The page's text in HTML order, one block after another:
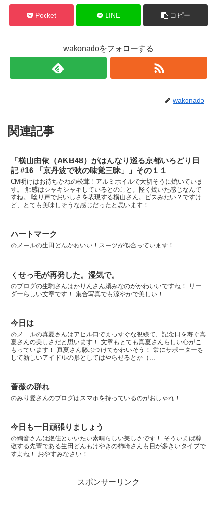
Pocket LINE コピー
wakonadoをフォローする
wakonado
関連記事
「横山由依（AKB48）がはんなり巡る京都いろどり日
記 #16 「京丹波で秋の味覚三昧」」その１１
CM明けはお待ちかねの松茸！アルミホイルで大切そうに焼いていま
す。 触感はシャキシャキしているとのこと。軽く焼いた感じなんで
すね。 唸り声でおいしさを表現する横山さん。ビスみたい？ですけ
ど、とても美味しそうな感じだったと思います！ 「...
ハートマーク
のメールの生田どんかわいい！スーツが似合っています！
くせっ毛が再発した。湿気で。
のブログの生駒さんはかりんさん頼みなのがかわいいですね！ リー
ダーらしい文章です！ 集合写真でも涼やかで美しい！
今日は
のメールの真夏さんはアヒル口でまっすぐな視線で、記念日を寿ぐ真
夏さんの美しさだと思います！ 文章もとても真夏さんらしい心がこ
もっています！ 真夏さん膝ぶつけてかわいそう！ 常にサポーターを
して新しいアイドルの形としてはやらせるとか（...
薔薇の群れ
のみり愛さんのブログはスマホを持っているのがおしゃれ！
今日も一日頑張りましょう
の絢音さんは絶佳といいたい素晴らしい美しさです！ そういえば尊
敬する先輩である生田どんもけやきの柿崎さんも目が多きいタイプで
すよね！ おやすみなさい！
スポンサーリンク